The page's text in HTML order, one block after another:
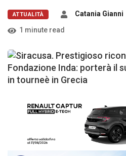
ATTUALITÀ Catania Gianni
1 minute read